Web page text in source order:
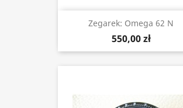
Zegarek: Omega 62 N
550,00 zł